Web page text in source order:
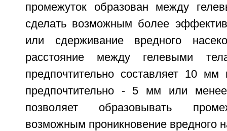
промежуток образован между
сделать возможным более
или сдерживание вредного
расстояние между гелевыми
предпочтительно составляет 10
предпочтительно - 5 мм или
позволяет образовывать
возможным проникновение вредного